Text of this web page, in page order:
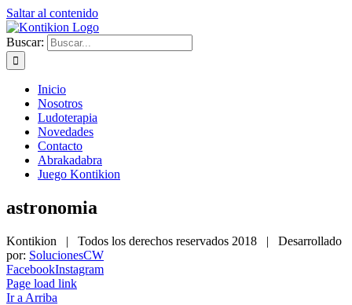
Saltar al contenido
Buscar:
Inicio
Nosotros
Ludoterapia
Novedades
Contacto
Abrakadabra
Juego Kontikion
astronomia
Kontikion | Todos los derechos reservados 2018 | Desarrollado
por: SolucionesCW
FacebookInstagram
Page load link
Ir a Arriba